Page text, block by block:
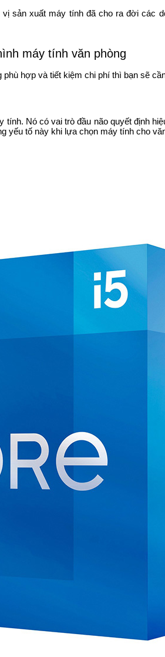
sản xuất máy tính đã cho ra đời các
máy tính văn phòng
hợp và tiết kiệm chi phí thì bạn sẽ
Nó có vai trò đầu não quyết định
yếu tố này khi lựa chọn máy tính cho